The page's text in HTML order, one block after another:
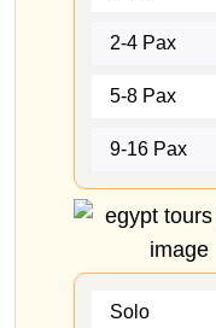
2-4 Pax
5-8 Pax
9-16 Pax
Solo